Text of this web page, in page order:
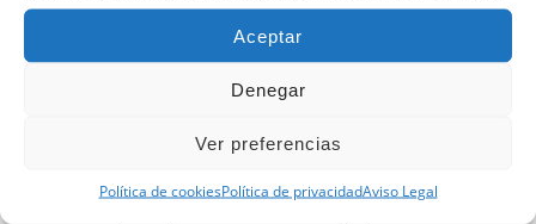
Aceptar
Denegar
Ver preferencias
Política de cookiesPolítica de privacidadAviso Legal
resolverla llamando a secretaría en el
horario de atención al socio de lunes a
viernes de 10:00 a 14:00 y por las tardes
19:00 y los jueves de 17:00 a 20:00.
TIPO DE ACTIVIDAD:Fija y única. Todos